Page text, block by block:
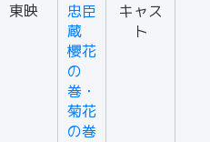
東映
忠臣
蔵
櫻花
の
巻・
菊花
の巻
キャス
ト